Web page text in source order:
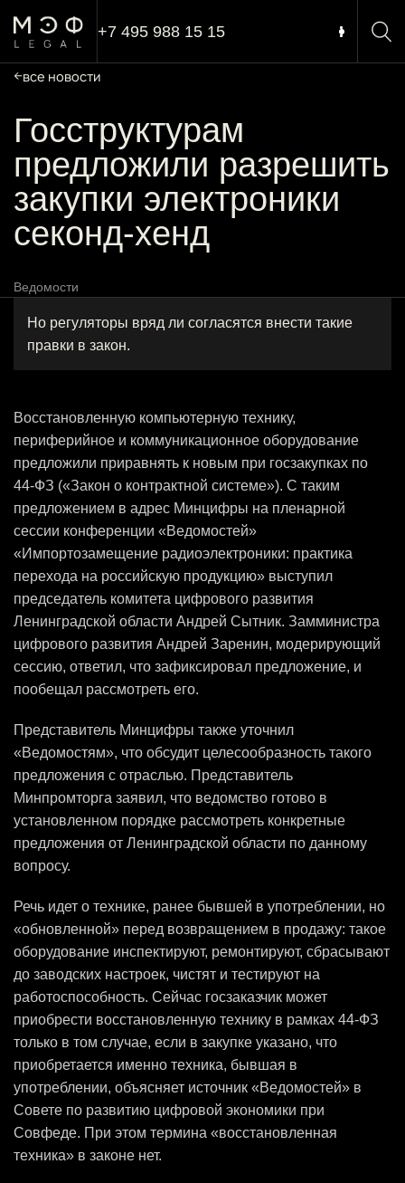
+7 495 988 15 15
все новости
Госструктурам
предложили разрешить
закупки электроники
секонд-хенд
Ведомости
Но регуляторы вряд ли согласятся внести такие
правки в закон.
Восстановленную компьютерную технику,
периферийное и коммуникационное оборудование
предложили приравнять к новым при госзакупках по
44-ФЗ («Закон о контрактной системе»). С таким
предложением в адрес Минцифры на пленарной
сессии конференции «Ведомостей»
«Импортозамещение радиоэлектроники: практика
перехода на российскую продукцию» выступил
председатель комитета цифрового развития
Ленинградской области Андрей Сытник. Замминистра
цифрового развития Андрей Заренин, модерирующий
сессию, ответил, что зафиксировал предложение, и
пообещал рассмотреть его.
Представитель Минцифры также уточнил
«Ведомостям», что обсудит целесообразность такого
предложения с отраслью. Представитель
Минпромторга заявил, что ведомство готово в
установленном порядке рассмотреть конкретные
предложения от Ленинградской области по данному
вопросу.
Речь идет о технике, ранее бывшей в употреблении, но
«обновленной» перед возвращением в продажу: такое
оборудование инспектируют, ремонтируют, сбрасывают
до заводских настроек, чистят и тестируют на
работоспособность. Сейчас госзаказчик может
приобрести восстановленную технику в рамках 44-ФЗ
только в том случае, если в закупке указано, что
приобретается именно техника, бывшая в
употреблении, объясняет источник «Ведомостей» в
Совете по развитию цифровой экономики при
Совфеде. При этом термина «восстановленная
техника» в законе нет.